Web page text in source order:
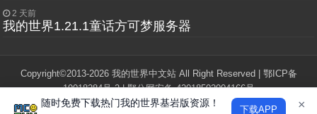
2 天前
我的世界1.21.1童话方可梦服务器
Copyright©2013-2026 我的世界中文站 All Right Reserved | 鄂ICP备
19018284号-2|鄂公网安备 42018502004166号
"Minecraft"和"我的世界"版权归Mojang Studios所有，本站与Mojang，微软
×
随时免费下载热门我的世界基岩版资源！
下载APP